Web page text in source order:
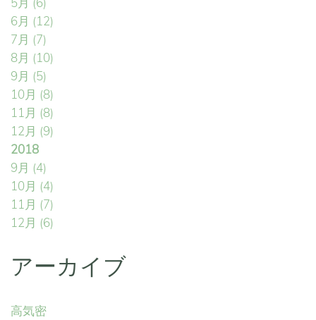
6月 (12)
7月 (7)
8月 (10)
9月 (5)
10月 (8)
11月 (8)
12月 (9)
2018
9月 (4)
10月 (4)
11月 (7)
12月 (6)
アーカイブ
高気密